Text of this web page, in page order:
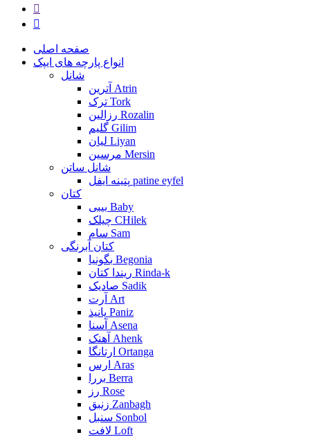
صفحه اصلی
انواع پارچه های ایپک
شانل
آترین Atrin
ترک Tork
رزالین Rozalin
گلیم Gilim
لیان Liyan
مرسین Mersin
شانل ساتن
پتینه ایفل patine eyfel
کتان
بیبی Baby
چیلک CHilek
سام Sam
کتان آبرنگی
بگونیا Begonia
ریندا کتان Rinda-k
صادیک Sadik
آرت Art
پانیذ Paniz
آسنا Asena
آهنک Ahenk
ارتانگا Ortanga
ارس Aras
بررا Berra
رز Rose
زنبق Zanbagh
سنبل Sonbol
لافت Loft